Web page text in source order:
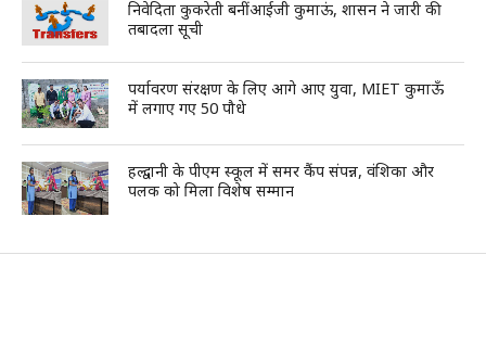
निवेदिता कुकरेती बनीं आईजी कुमाऊं, शासन ने जारी की
तबादला सूची
पर्यावरण संरक्षण के लिए आगे आए युवा, MIET कुमाऊँ
में लगाए गए 50 पौधे
हल्द्वानी के पीएम स्कूल में समर कैंप संपन्न, वंशिका और
पलक को मिला विशेष सम्मान